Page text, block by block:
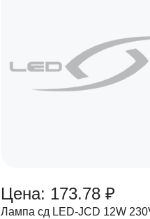
Цена: 173.78 ₽
Лампа сд LED-JCD 12W